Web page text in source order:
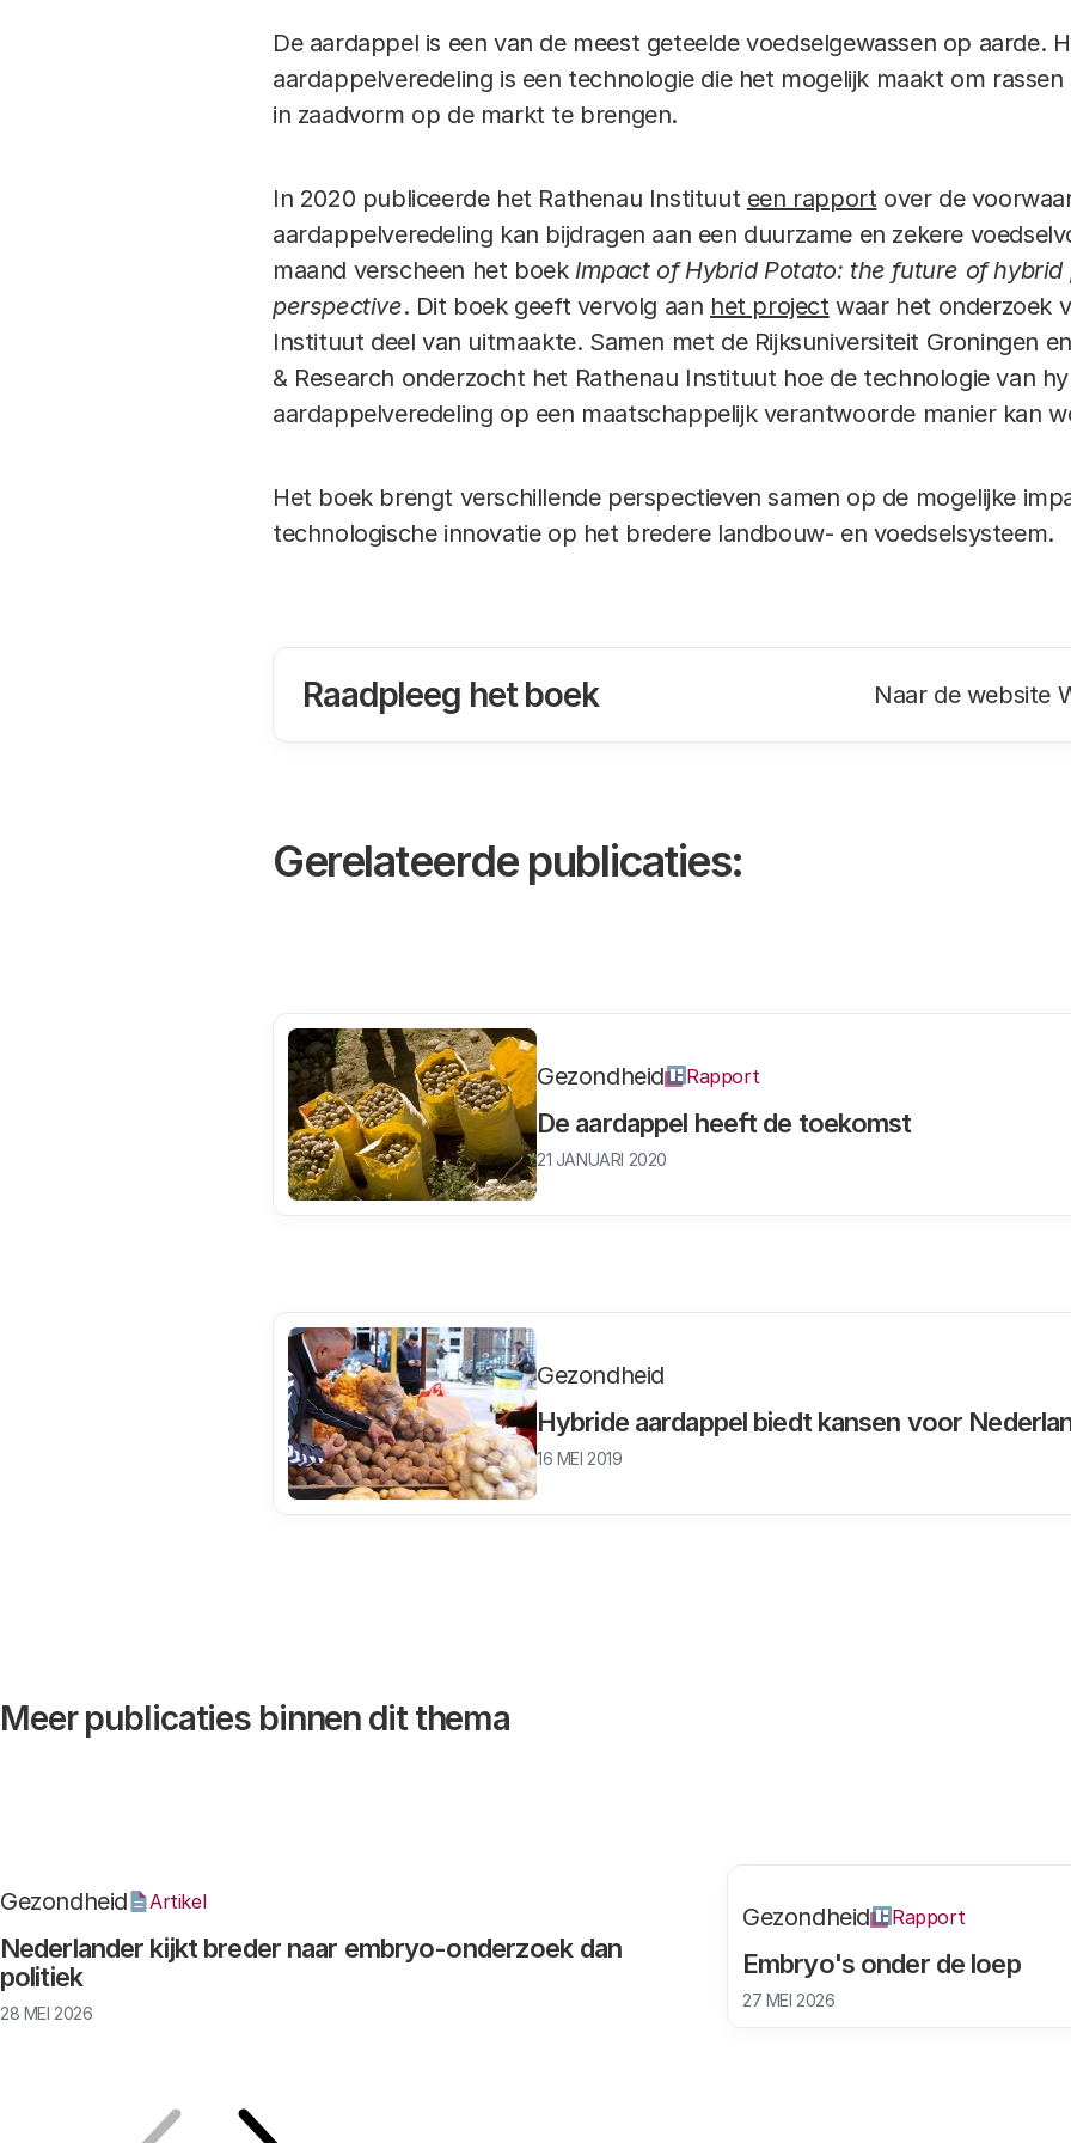
De aardappel is een van de meest geteelde voedselgewassen op aarde.
aardappelveredeling is een technologie die het mogelijk maakt om
in zaadvorm op de markt te brengen.
In 2020 publiceerde het Rathenau Instituut een rapportover de
aardappelveredeling kan bijdragen aan een duurzame en zekere
maand verscheen het boek Impact of Hybrid Potato: the future of
perspective. Dit boek geeft vervolg aan het projectwaar het onderzoek
Instituut deel van uitmaakte. Samen met de Rijksuniversiteit Groningen
& Research onderzocht het Rathenau Instituut hoe de technologie van
aardappelveredeling op een maatschappelijk verantwoorde manier kan
Het boek brengt verschillende perspectieven samen op de mogelijke
technologische innovatie op het bredere landbouw- en voedselsysteem.
Raadpleeg het boek Naar de website
Gerelateerde publicaties:
De aardappel heeft de toekomst
Gezondheid Rapport
21 JANUARI 2020
Hybride aardappel biedt kansen voor
Gezondheid
16 MEI 2019
Meer publicaties binnen dit thema
Nederlander kijkt breder naar embryo-onderzoek dan
politiek
Gezondheid Artikel
28 MEI 2026
Embryo's onder de loep
Gezondheid Rapport
27 MEI 2026